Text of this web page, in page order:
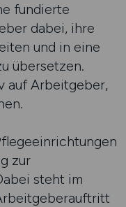
fundierte
dabei, ihre
und in eine
übersetzen.
auf Arbeitgeber,
zur
steht im